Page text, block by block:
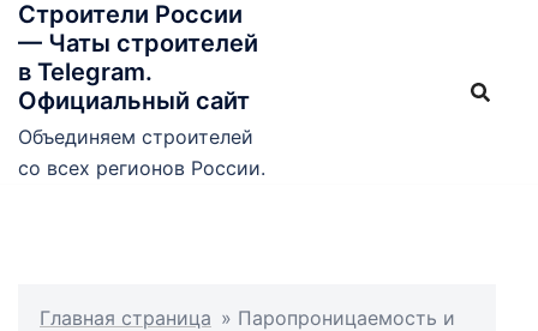
Перейти
содержимому
Строители России
— Чаты строителей
в Telegram.
Официальный сайт
Объединяем строителей
со всех регионов России.
Главная страница » Паропроницаемость и